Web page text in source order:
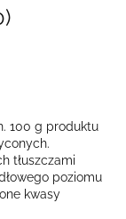
100 g produktu
tłuszczami
poziomu
kwasy